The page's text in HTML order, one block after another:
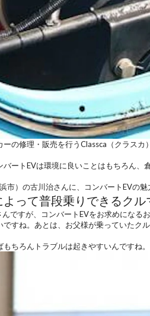
の修理・販売を行うClassca（クラスカ
ートEVは環境に良いことはもちろん
浜市）の古川治さんに、コンバートEVの
って普段乗りできるクル
すが、コンバートEVをお求めになる
すね。あとは、お父様が乗っていた
ちろんトラブルは起きやすいんですね